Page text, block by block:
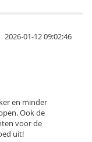
2026-01-12 09:02:46
en minder
Ook de
voor de
uit!